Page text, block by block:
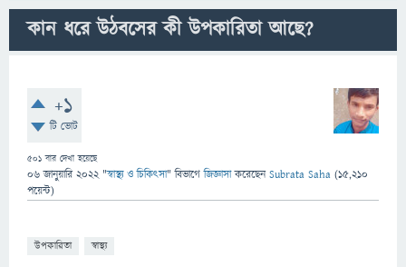
কান ধরে উঠবসের কী উপকারিতা আছে?
+1
টি ভোট
501 বার দেখা হয়েছে
06 জানুয়ারি 2022 "স্বাস্থ্য ও চিকিৎসা" বিভাগে জিজ্ঞাসাকরেছেনSubrata Saha (15,210
পয়েন্ট)
উপকারিতা স্বাস্থ্য